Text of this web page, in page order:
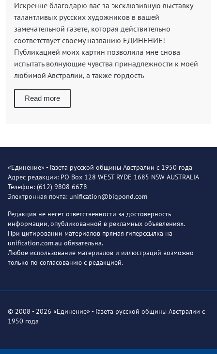
Искренне благодарю вас за эксклюзивную выставку
талантливых русских художников в вашей
замечательной газете, которая действительно
соответствует своему названию ЕДИНЕНИЕ!
Публикацией моих картин позволила мне снова
испытать волнующие чувства принадлежности к моей
любимой Австралии, а также гордость
Read more
«Единение» - Газета русской общины Австралии с 1950 года
Адрес редакции: PO Box 128 WEST RYDE 1685 NSW AUSTRALIA
Телефон: (612) 9808 6678
Электронная почта: unification@bigpond.com
Редакция не несет ответственности за достоверность
информации, опубликованной в рекламных объявлениях.
При цитировании материалов прямая гиперссылка на
unification.com.au обязательна.
Любое использование материалов и иллюстраций возможно
только по согласованию с редакцией.
© 2008 - 2026 «Единение» - Газета русской общины Австралии с
1950 года